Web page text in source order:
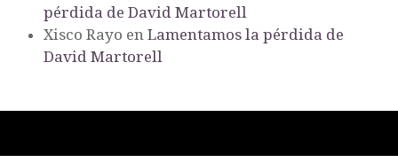
pérdida de David Martorell
Xisco Rayo en Lamentamos la pérdida de
David Martorell